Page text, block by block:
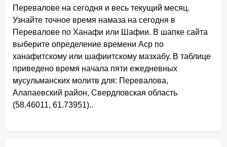
Перевалове на сегодня и весь текущий месяц.
Узнайте точное время намаза на сегодня в
Перевалове по Ханафи или Шафии. В шапке сайта
выберите определение времени Аср по
ханафитскому или шафиитскому мазхабу. В таблице
приведено время начала пяти ежедневных
мусульманских молитв для: Перевалова,
Алапаевский район, Свердловская область
(58.46011, 61.73951)..